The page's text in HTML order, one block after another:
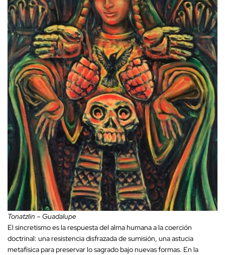
Tonatzlin – Guadalupe
El sincretismo es la respuesta del alma humana a la coerción
doctrinal: una resistencia disfrazada de sumisión, una astucia
metafísica para preservar lo sagrado bajo nuevas formas. En la